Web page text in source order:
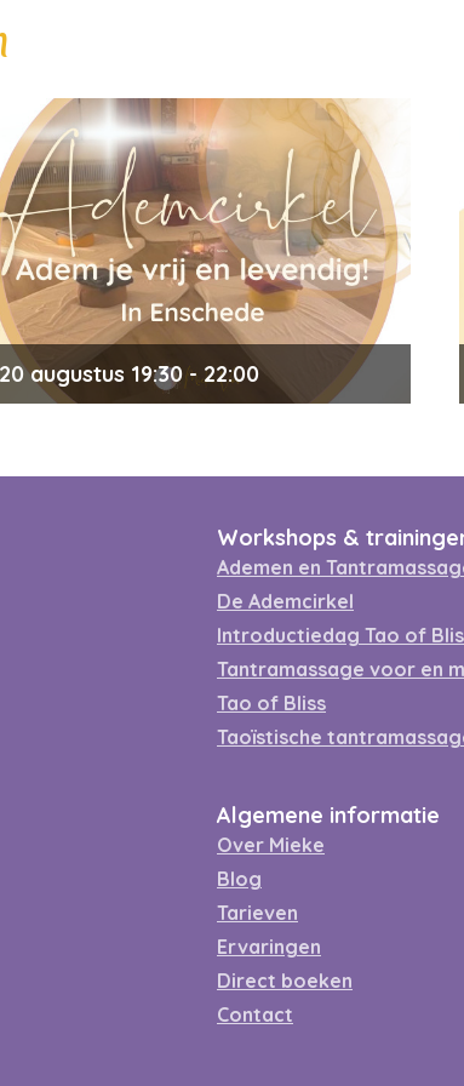
20 augustus 19:30 - 22:00
Ademcirkel in Enschede
Workshops &
Ademen en
De Ademcirkel
Introductiedag Tao of
Tantramassage voor en
Tao of Bliss
Taoïstische
Algemene informatie
Over Mieke
Blog
Tarieven
Ervaringen
Direct boeken
Contact